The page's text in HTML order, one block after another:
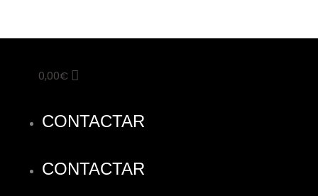
0,00€
CONTACTAR
CONTACTAR